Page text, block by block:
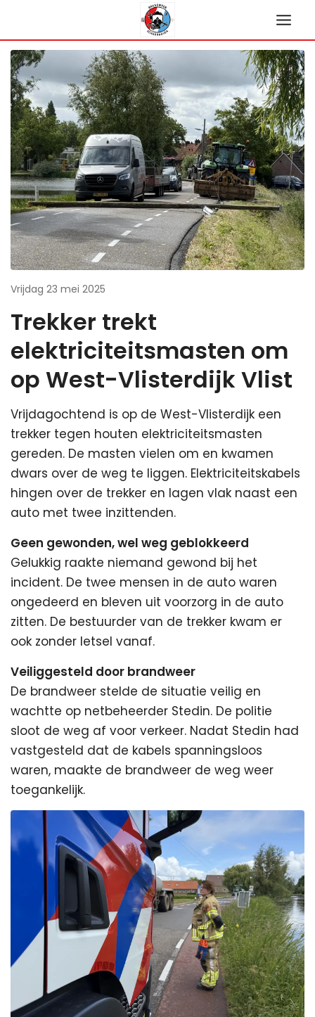
de
inhoud
Vrijdag 23 mei 2025
Trekker trekt
elektriciteitsmasten om
op West-Vlisterdijk Vlist
Vrijdagochtend is op de West-Vlisterdijk een
trekker tegen houten elektriciteitsmasten
gereden. De masten vielen om en kwamen
dwars over de weg te liggen. Elektriciteitskabels
hingen over de trekker en lagen vlak naast een
auto met twee inzittenden.
Geen gewonden, wel weg geblokkeerd
Gelukkig raakte niemand gewond bij het
incident. De twee mensen in de auto waren
ongedeerd en bleven uit voorzorg in de auto
zitten. De bestuurder van de trekker kwam er
ook zonder letsel vanaf.
Veiliggesteld door brandweer
De brandweer stelde de situatie veilig en
wachtte op netbeheerder Stedin. De politie
sloot de weg af voor verkeer. Nadat Stedin had
vastgesteld dat de kabels spanningsloos
waren, maakte de brandweer de weg weer
toegankelijk.